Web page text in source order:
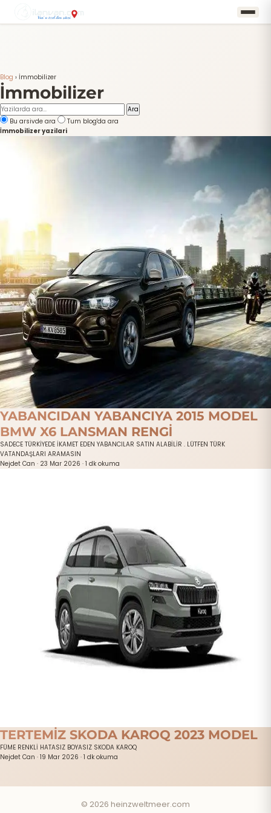
Blog › İmmobilizer
İmmobilizer
Ara
Bu arsivde ara
Tum blog'da ara
İmmobilizer yazilari
YABANCIDAN YABANCIYA 2015 MODEL
BMW X6 LANSMAN RENGİ
SADECE TÜRKİYEDE İKAMET EDEN YABANCILAR SATIN ALABİLİR . LÜTFEN TÜRK
VATANDAŞLARI ARAMASIN
Nejdet Can · 23 Mar 2026 · 1 dk okuma
TERTEMİZ SKODA KAROQ 2023 MODEL
FÜME RENKLİ HATASIZ BOYASIZ SKODA KAROQ
Nejdet Can · 19 Mar 2026 · 1 dk okuma
© 2026 heinzweltmeer.com